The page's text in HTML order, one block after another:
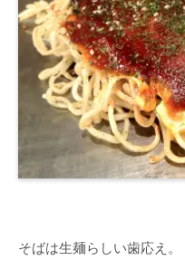
そばは生麺らしい歯応え。